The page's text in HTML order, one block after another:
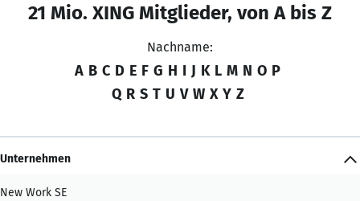
21 Mio. XING Mitglieder, von A bis Z
Nachname:
A B C D E F G H I J K L M N O P
Q R S T U V W X Y Z
Unternehmen
New Work SE